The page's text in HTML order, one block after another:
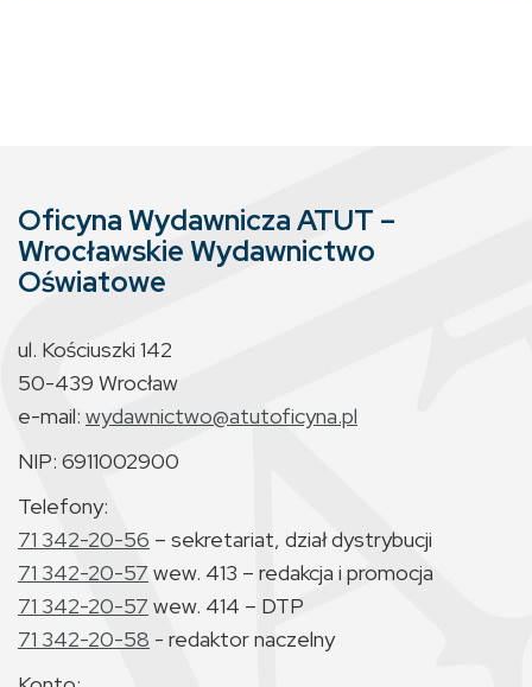
Oficyna Wydawnicza ATUT –
Wrocławskie Wydawnictwo
Oświatowe
ul. Kościuszki 142
50-439 Wrocław
e-mail: wydawnictwo@atutoficyna.pl
NIP: 6911002900
Telefony:
71 342-20-56 – sekretariat, dział dystrybucji
71 342-20-57 wew. 413 – redakcja i promocja
71 342-20-57 wew. 414 – DTP
71 342-20-58 - redaktor naczelny